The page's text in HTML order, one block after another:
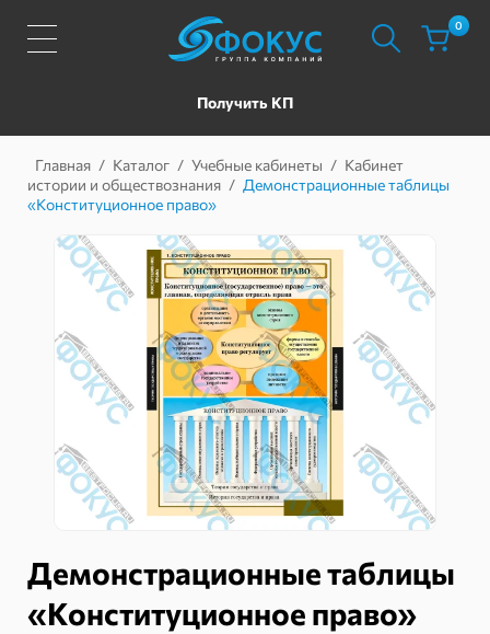
Получить КП
0
Главная / Каталог / Учебные кабинеты / Кабинет
истории и обществознания / Демонстрационные таблицы
«Конституционное право»
Демонстрационные таблицы
«Конституционное право»